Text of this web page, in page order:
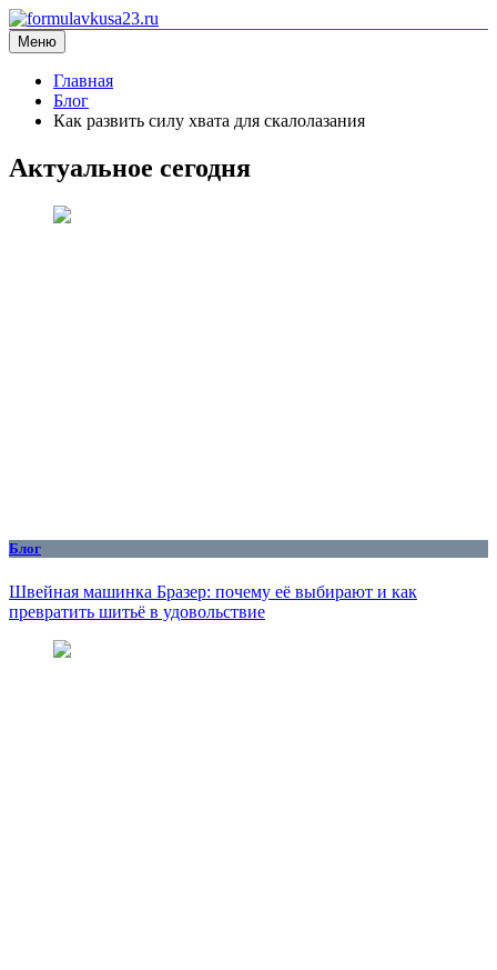
Перейти
к
содержимому
formulavkusa23.ru
блог про спорт
Меню
Главная
Блог
Как развить силу хвата для скалолазания
Актуальное сегодня
Блог
Швейная машинка Бразер: почему её выбирают и как
превратить шитьё в удовольствие